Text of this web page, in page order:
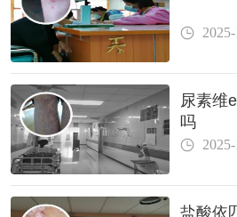
尿素维
吗
盐酸依